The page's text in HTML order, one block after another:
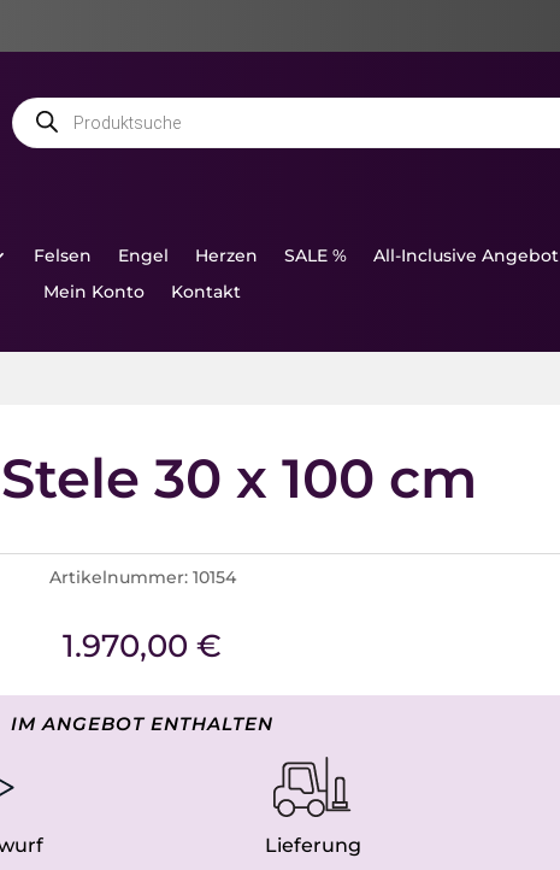
Products
search
Felsen Engel Herzen SALE % All-Inclusive Angebot
Mein Konto
Kontakt
30 x 100 cm
Artikelnummer: 10154
1.970,00 €
IM ANGEBOT ENTHALTEN
Lieferung